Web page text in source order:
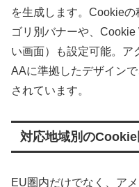
を生成します。Cookie
ゴリ別バナーや、
い画面）も設定可能。ア
AAに準拠したデザイン
されています。
対応地域別のCookie
EU圏内だけでなく、ア